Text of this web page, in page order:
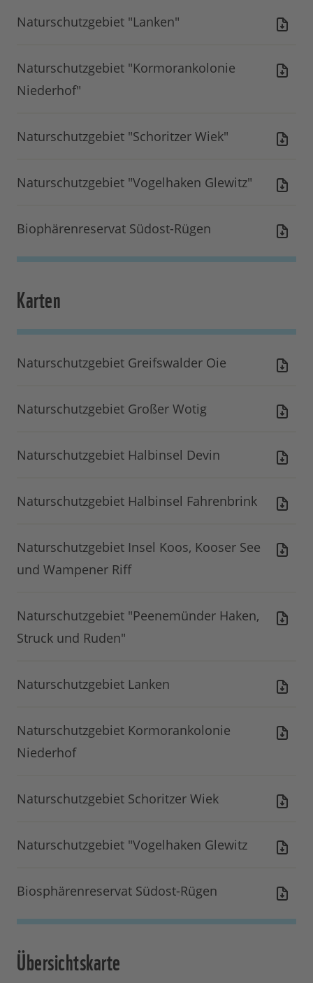
Naturschutzgebiet "Lanken"
Naturschutzgebiet "Kormorankolonie
Niederhof"
Naturschutzgebiet "Schoritzer Wiek"
Naturschutzgebiet "Vogelhaken Glewitz"
Biophärenreservat Südost-Rügen
Karten
Naturschutzgebiet Greifswalder Oie
Naturschutzgebiet Großer Wotig
Naturschutzgebiet Halbinsel Devin
Naturschutzgebiet Halbinsel Fahrenbrink
Naturschutzgebiet Insel Koos, Kooser See
und Wampener Riff
Naturschutzgebiet "Peenemünder Haken,
Struck und Ruden"
Naturschutzgebiet Lanken
Naturschutzgebiet Kormorankolonie
Niederhof
Naturschutzgebiet Schoritzer Wiek
Naturschutzgebiet "Vogelhaken Glewitz
Biosphärenreservat Südost-Rügen
Übersichtskarte